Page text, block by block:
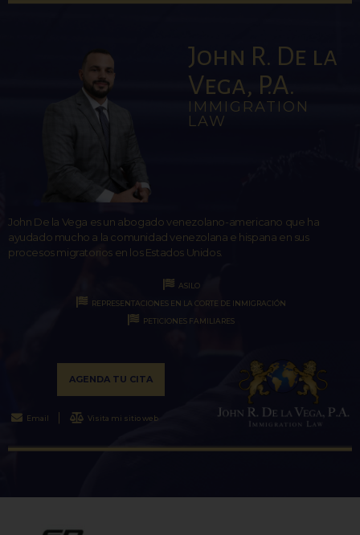
John R. De la
Vega, P.A.
IMMIGRATION
LAW
John De la Vega es un abogado venezolano-americano que ha
ayudado mucho a la comunidad venezolana e hispana en sus
procesos migratorios en los Estados Unidos.
ASILO
REPRESENTACIONES EN LA CORTE DE INMIGRACIÓN
PETICIONES FAMILIARES
AGENDA TU CITA
Email Visita mi sitio web